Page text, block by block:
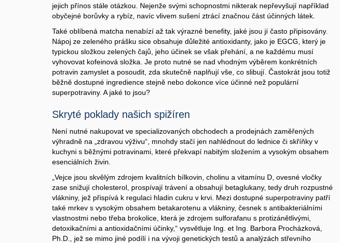
jejich přínos stále otázkou. Nejenže svými schopnostmi nikterak nepřevyšují například
obyčejné borůvky a rybíz, navíc vlivem sušení ztrácí značnou část účinných látek.
Také oblíbená matcha nenabízí až tak výrazné benefity, jaké jsou jí často připisovány.
Nápoj ze zeleného prášku sice obsahuje důležité antioxidanty, jako je EGCG, který je
typickou složkou zelených čajů, jeho účinek se však přehání, a ne každému musí
vyhovovat kofeinová složka. Je proto nutné se nad vhodným výběrem konkrétních
potravin zamyslet a posoudit, zda skutečně naplňují vše, co slibují. Častokrát jsou totiž
běžně dostupné ingredience stejně nebo dokonce více účinné než populární
superpotraviny. A jaké to jsou?
Skryté poklady našich spižíren
Není nutné nakupovat ve specializovaných obchodech a prodejnách zaměřených
výhradně na „zdravou výživu“, mnohdy stačí jen nahlédnout do lednice či skříňky v
kuchyni s běžnými potravinami, které překvapí nabitým složením a vysokým obsahem
esenciálních živin.
„Vejce jsou skvělým zdrojem kvalitních bílkovin, cholinu a vitamínu D, ovesné vločky
zase snižují cholesterol, prospívají trávení a obsahují betaglukany, tedy druh rozpustné
vlákniny, jež přispívá k regulaci hladin cukru v krvi. Mezi dostupné superpotraviny patří
také mrkev s vysokým obsahem betakarotenu a vlákniny, česnek s antibakteriálními
vlastnostmi nebo třeba brokolice, která je zdrojem sulforafanu s protizánětlivými,
detoxikačními a antioxidačními účinky,“ vysvětluje Ing. et Ing. Barbora Procházková,
Ph.D., jež se mimo jiné podílí i na vývoji genetických testů a analýzách střevního